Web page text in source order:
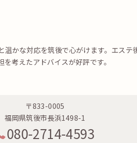
かな対応を筑後で心がけます。エス
考えたアドバイスが好評です。
〒833-0005
福岡県筑後市長浜1498-1
080-2714-4593